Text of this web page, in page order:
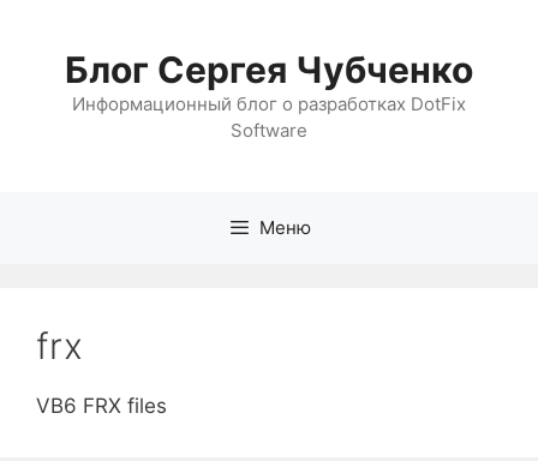
содержимому
Блог Сергея Чубченко
Информационный блог о разработках DotFix
Software
Меню
frx
VB6 FRX files